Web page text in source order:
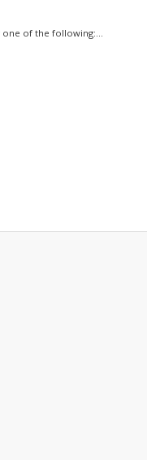
one of the following:...